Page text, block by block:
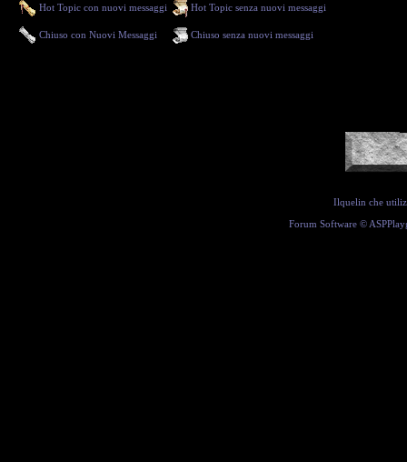
Hot Topic con nuovi messaggi Hot Topic senza nuovi messaggi
Chiuso con Nuovi Messaggi Chiuso senza nuovi messaggi
Ilquelin che
Forum Software ©